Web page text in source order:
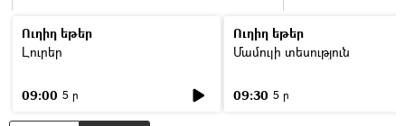
Ուղիղ եթեր
Լուրեր
09:00 5 ր
Ուղիղ եթեր
Մամուլի տեսություն
09:30 5 ր